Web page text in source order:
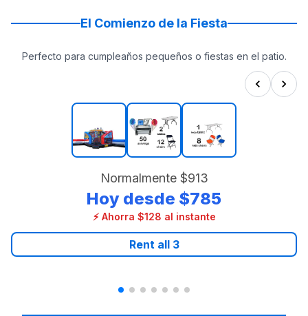
El Comienzo de la Fiesta
Perfecto para cumpleaños pequeños o fiestas en el patio.
Normalmente $913
Hoy desde $785
⚡ Ahorra $128 al instante
Rent all 3